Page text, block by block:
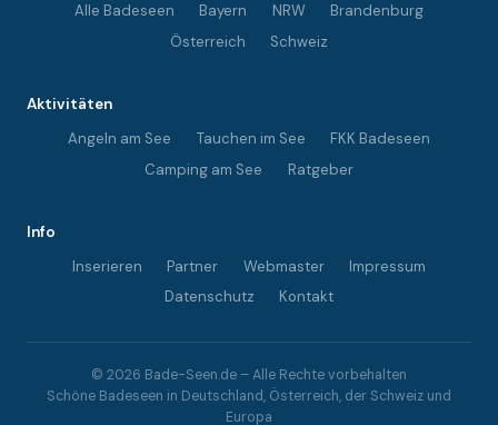
Alle Badeseen
Bayern NRW
Brandenburg
Österreich
Schweiz
Aktivitäten
Angeln am See
Tauchen im See
FKK Badeseen
Camping am See
Ratgeber
Info
Inserieren
Partner Webmaster
Impressum
Datenschutz
Kontakt
© 2026 Bade-Seen.de – Alle Rechte vorbehalten
Schöne Badeseen in Deutschland, Österreich, der Schweiz und
Europa